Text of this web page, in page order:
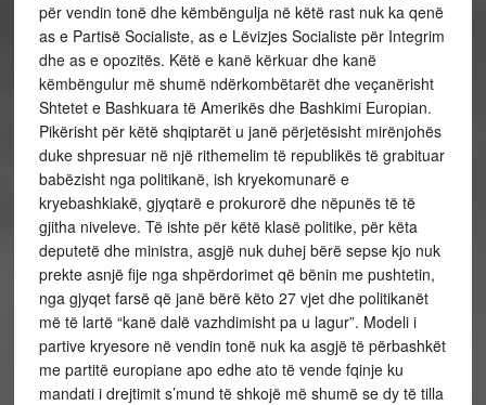
për vendin tonë dhe këmbëngulja në këtë rast nuk ka qenë
as e Partisë Socialiste, as e Lëvizjes Socialiste për Integrim
dhe as e opozitës. Këtë e kanë kërkuar dhe kanë
këmbëngulur më shumë ndërkombëtarët dhe veçanërisht
Shtetet e Bashkuara të Amerikës dhe Bashkimi Europian.
Pikërisht për këtë shqiptarët u janë përjetësisht mirënjohës
duke shpresuar në një rithemelim të republikës të grabituar
babëzisht nga politikanë, ish kryekomunarë e
kryebashkiakë, gjyqtarë e prokurorë dhe nëpunës të të
gjitha niveleve. Të ishte për këtë klasë politike, për këta
deputetë dhe ministra, asgjë nuk duhej bërë sepse kjo nuk
prekte asnjë fije nga shpërdorimet që bënin me pushtetin,
nga gjyqet farsë që janë bërë këto 27 vjet dhe politikanët
më të lartë “kanë dalë vazhdimisht pa u lagur”. Modeli i
partive kryesore në vendin tonë nuk ka asgjë të përbashkët
me partitë europiane apo edhe ato të vende fqinje ku
mandati i drejtimit s’mund të shkojë më shumë se dy të tilla